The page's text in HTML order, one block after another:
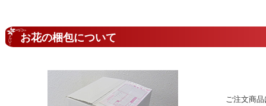
お花の梱包について
ご注文商